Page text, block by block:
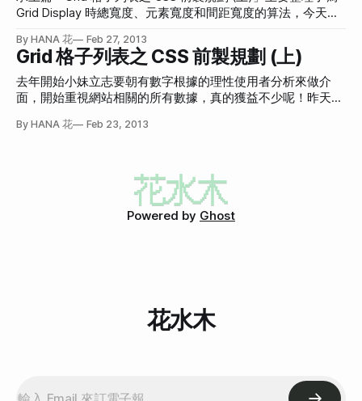
Grid Display 時總寬度、元素寬度和間距寬度的算法，今天想
表上篇之後，小時候就很崇拜的 Even Wu 大哥跟我介紹了
Susy 這個 Grid System，專門給 Compass 用的，試用過後還
滿喜歡的，這邊也介紹給大家。 Susy: Responsive grids for
Compass. http://susy.oddbird.net/ 不過因為我要的是內容呈
同，加上我已經土法煉鋼地用手算了，研究魂燃起，還是算完
By HANA 花 Feb 27, 2013
Grid 格子列表之 CSS 前製規劃 (上)
去年開始小妹立志要朝有數字根據的理性使用者分析來做介
面，開始重視網站相關的所有數據，真的獲益不少呢！昨天分
是不夠，下星期再把結果分享給大家。今天想做一下 Layout
加了「作品」，而「比賽」和「作品」在 Grid 顯示底下有不
同設計，因此花了些時間計算出每個 item 的寬度以及 item 之
間的間距，並讓不同寬度總寬度都符合 980px。 在做 Grid 格
By HANA 花 Feb 23, 2013
Powered by Ghost
花水木